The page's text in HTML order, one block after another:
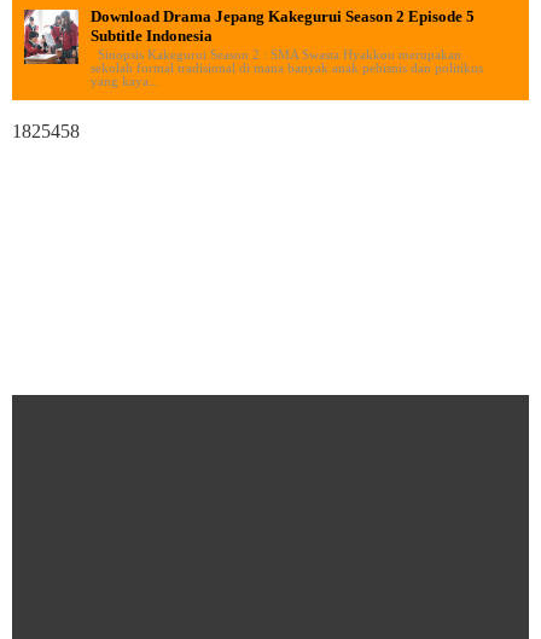
Download Drama Jepang Kakegurui Season 2 Episode 5
Subtitle Indonesia
Sinopsis Kakegurui Season 2 : SMA Swasta Hyakkou merupakan
sekolah formal tradisional di mana banyak anak pebisnis dan politikus
yang kaya...
1825458